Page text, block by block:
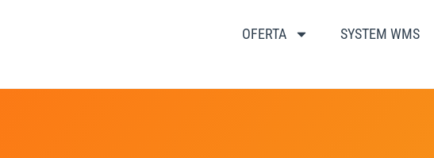
OFERTA SYSTEM WMS